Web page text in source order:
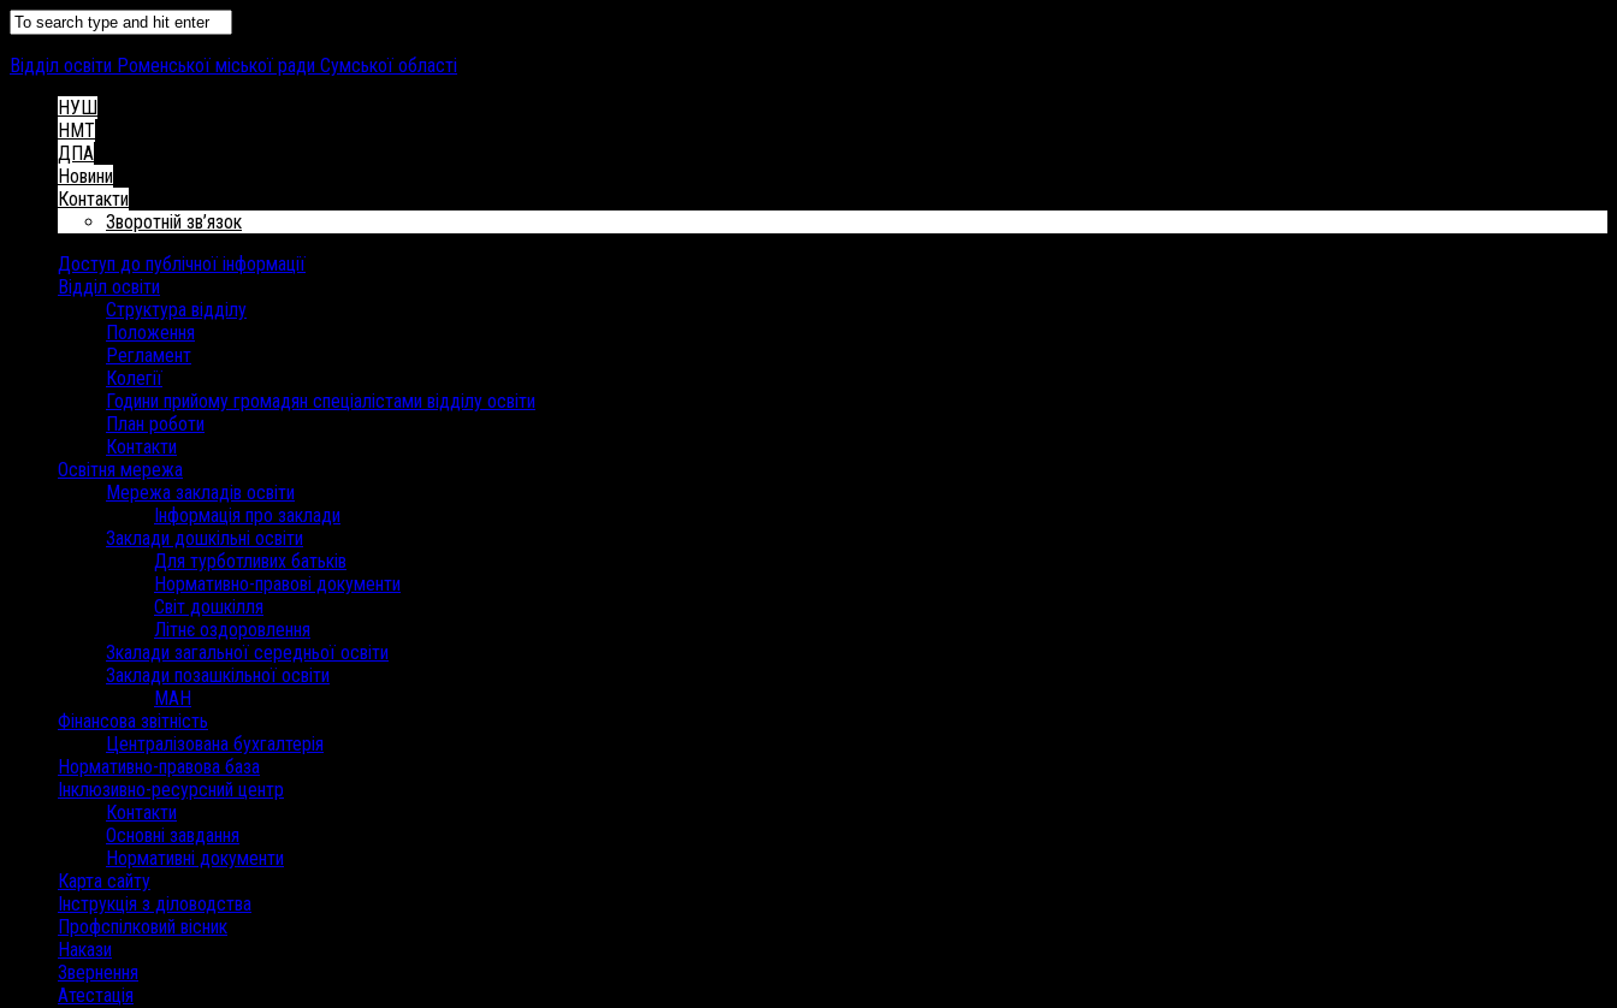
Відділ освіти Роменської міської ради Сумської області
НУШ
НМТ
ДПА
Новини
Контакти
Зворотній зв’язок
Доступ до публічної інформації
Відділ освіти
Структура відділу
Положення
Регламент
Колегії
Години прийому громадян спеціалістами відділу освіти
План роботи
Контакти
Освітня мережа
Мережа закладів освіти
Інформація про заклади
Заклади дошкільні освіти
Для турботливих батьків
Нормативно-правові документи
Світ дошкілля
Літнє оздоровлення
Зкалади загальної середньої освіти
Заклади позашкільної освіти
МАН
Фінансова звітність
Централізована бухгалтерія
Нормативно-правова база
Інклюзивно-ресурсний центр
Контакти
Основні завдання
Нормативні документи
Карта сайту
Інструкція з діловодства
Профспілковий вісник
Накази
Звернення
Атестація